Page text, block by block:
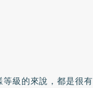
級的來說，都是很有